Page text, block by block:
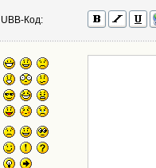
UBB-Код: